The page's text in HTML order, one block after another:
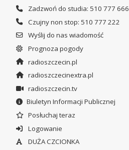
Zadzwoń do studia: 510 777 666
Czujny non stop: 510 777 222
Wyślij do nas wiadomość
Prognoza pogody
radioszczecin.pl
radioszczecinextra.pl
radioszczecin.tv
Biuletyn Informacji Publicznej
Posłuchaj teraz
Logowanie
DUŻA CZCIONKA